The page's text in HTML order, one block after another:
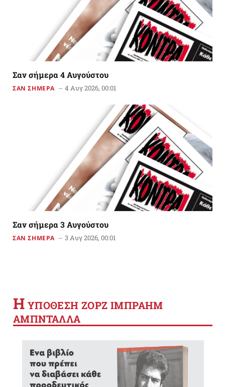
Σαν σήμερα 4 Αυγούστου
ΣΑΝ ΣΗΜΕΡΑ 4 Αυγ 2026, 00:01
Σαν σήμερα 3 Αυγούστου
ΣΑΝ ΣΗΜΕΡΑ 3 Αυγ 2026, 00:01
Η YΠΟΘΕΣΗ ΖΟΡΖ ΙΜΠΡΑΗΜ
ΑΜΠΝΤΑΛΛΑ